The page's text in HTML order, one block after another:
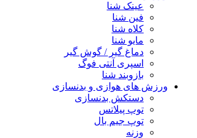
عینک شنا
فین شنا
کلاه شنا
مایو شنا
دماغ گیر / گوش گیر
اسپری آنتی فوگ
بازوبند شنا
ورزش های هوازی و بدنسازی
دستکش بدنسازی
توپ پیلاتس
توپ جیم بال
وزنه